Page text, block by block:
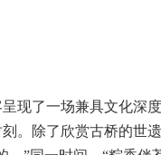
现了一场兼具文化深
。除了欣赏古桥的世